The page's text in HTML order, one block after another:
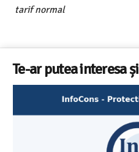
tarif normal
Te-ar putea interesa și